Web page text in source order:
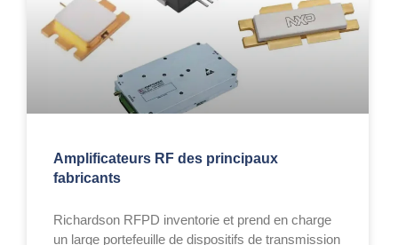
Amplificateurs RF des principaux
fabricants
Richardson RFPD inventorie et prend en charge
un large portefeuille de dispositifs de transmission